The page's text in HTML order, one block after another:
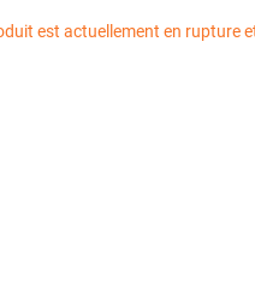
est actuellement en rupture